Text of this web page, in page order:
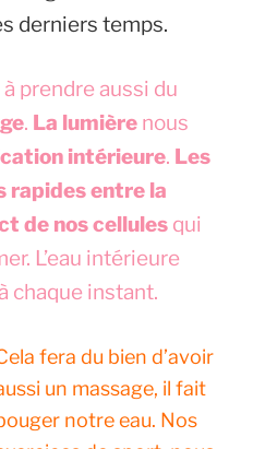
derniers temps.
prendre aussi du
. La lumière nous
intérieure. Les
rapides entre la
de nos cellules qui
L’eau intérieure
chaque instant.
fera du bien d’avoir
un massage, il fait
notre eau. Nos